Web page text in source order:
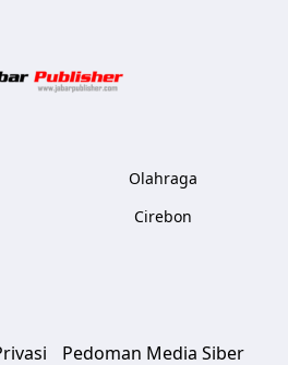
Olahraga
Cirebon
Pedoman Media Siber